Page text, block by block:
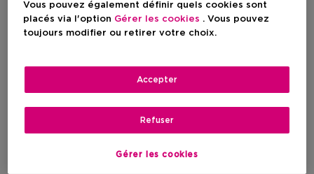
Vous pouvez également définir quels cookies sont
placés via l'option Gérer les cookies . Vous pouvez
toujours modifier ou retirer votre choix.
Gérer les cookies
Refuser
Accepter